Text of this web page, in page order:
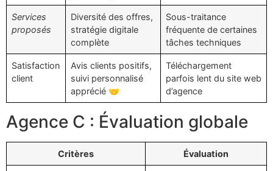
Services
proposés
Diversité des offres,
stratégie digitale
complète
Sous-traitance
fréquente de certaines
tâches techniques
Satisfaction
client
Avis clients positifs,
suivi personnalisé
apprécié 🤝
Téléchargement
parfois lent du site web
d’agence
Agence C : Évaluation globale
Critères Évaluation